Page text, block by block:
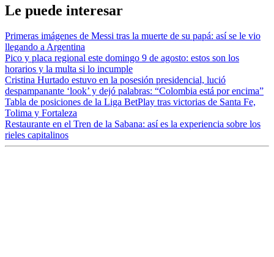
Le puede interesar
Primeras imágenes de Messi tras la muerte de su papá: así se le vio
llegando a Argentina
Pico y placa regional este domingo 9 de agosto: estos son los
horarios y la multa si lo incumple
Cristina Hurtado estuvo en la posesión presidencial, lució
despampanante ‘look’ y dejó palabras: “Colombia está por encima”
Tabla de posiciones de la Liga BetPlay tras victorias de Santa Fe,
Tolima y Fortaleza
Restaurante en el Tren de la Sabana: así es la experiencia sobre los
rieles capitalinos